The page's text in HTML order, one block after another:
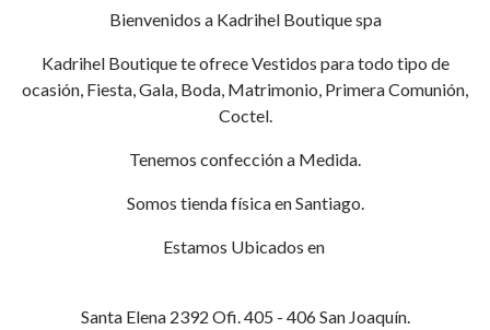
Bienvenidos a Kadrihel Boutique spa
Kadrihel Boutique te ofrece Vestidos para todo tipo de
ocasión, Fiesta, Gala, Boda, Matrimonio, Primera Comunión,
Coctel.
Tenemos confección a Medida.
Somos tienda física en Santiago.
Estamos Ubicados en
Santa Elena 2392 Ofi. 405 - 406 San Joaquín.